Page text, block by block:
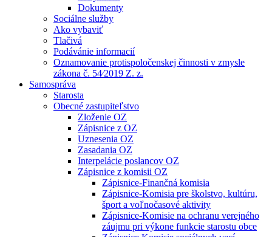
Dokumenty
Sociálne služby
Ako vybaviť
Tlačivá
Podávánie informacií
Oznamovanie protispoločenskej činnosti v zmysle
zákona č. 54⁄2019 Z. z.
Samospráva
Starosta
Obecné zastupiteľstvo
Zloženie OZ
Zápisnice z OZ
Uznesenia OZ
Zasadania OZ
Interpelácie poslancov OZ
Zápisnice z komisii OZ
Zápisnice-Finančná komisia
Zápisnice-Komisia pre školstvo, kultúru,
šport a voľnočasové aktivity
Zápisnice-Komisie na ochranu verejného
záujmu pri výkone funkcie starostu obce